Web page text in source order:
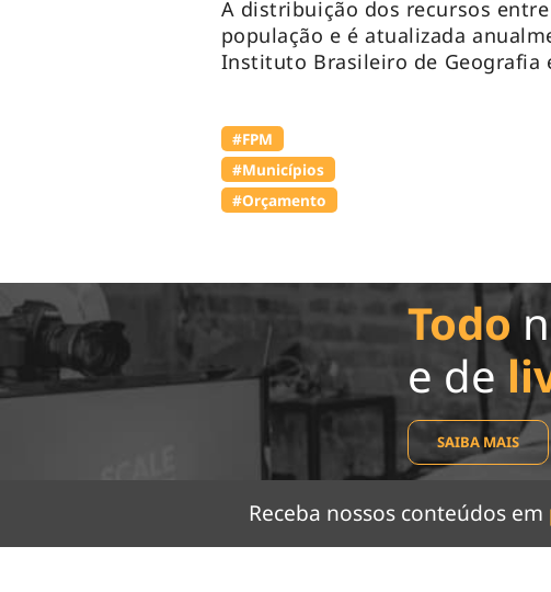
A distribuição dos recursos
população e é atualizada
Instituto Brasileiro de Geografia
#FPM
#Municípios
#Orçamento
Todo
e de
SAIBA MAIS
Receba nossos conteúdos em